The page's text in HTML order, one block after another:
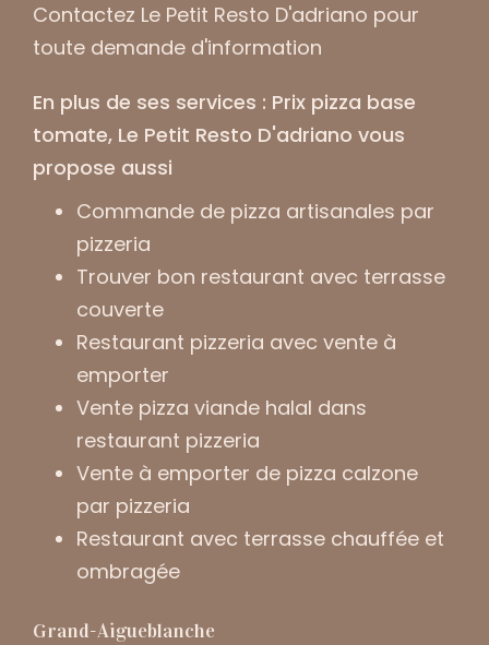
Contactez Le Petit Resto D'adriano pour
toute demande d'information
En plus de ses services : Prix pizza base
tomate, Le Petit Resto D'adriano vous
propose aussi
Commande de pizza artisanales par
pizzeria
Trouver bon restaurant avec terrasse
couverte
Restaurant pizzeria avec vente à
emporter
Vente pizza viande halal dans
restaurant pizzeria
Vente à emporter de pizza calzone
par pizzeria
Restaurant avec terrasse chauffée et
ombragée
Grand-Aigueblanche